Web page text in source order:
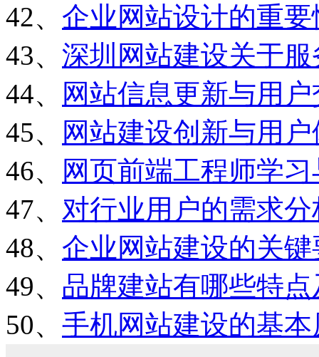
42、 企业网站设计的重要
43、 深圳网站建设关于
44、
网站信息更新与用
45、
网站建设创新与用
46、
网页前端工程师学
47、 对行业用户的需求
48、 企业网站建设的关
49、 品牌建站有哪些特
50、 手机网站建设的基本